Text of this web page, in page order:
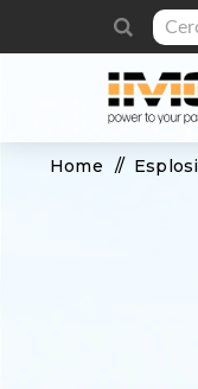
Home / Esplosi